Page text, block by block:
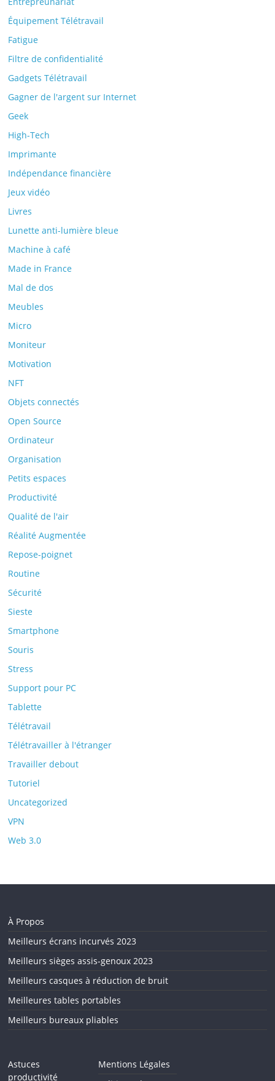
Équipement Télétravail
Fatigue
Filtre de confidentialité
Gadgets Télétravail
Gagner de l'argent sur Internet
Geek
High-Tech
Imprimante
Indépendance financière
Jeux vidéo
Livres
Lunette anti-lumière bleue
Machine à café
Made in France
Mal de dos
Meubles
Micro
Moniteur
Motivation
NFT
Objets connectés
Open Source
Ordinateur
Organisation
Petits espaces
Productivité
Qualité de l'air
Réalité Augmentée
Repose-poignet
Routine
Sécurité
Sieste
Smartphone
Souris
Stress
Support pour PC
Tablette
Télétravail
Télétravailler à l'étranger
Travailler debout
Tutoriel
Uncategorized
VPN
Web 3.0
À Propos
Meilleurs écrans incurvés 2023
Meilleurs sièges assis-genoux 2023
Meilleurs casques à réduction de bruit
Meilleures tables portables
Meilleurs bureaux pliables
Astuces
productivité
Mentions Légales